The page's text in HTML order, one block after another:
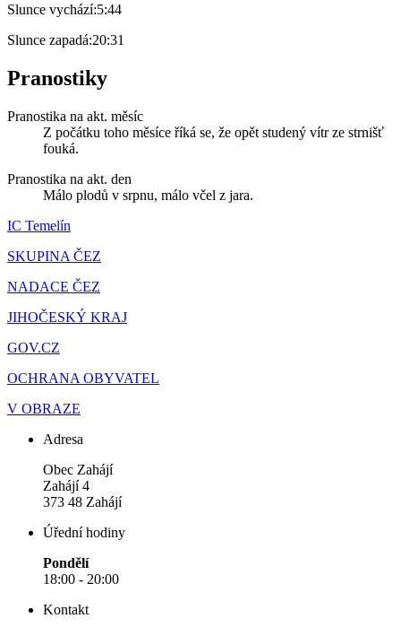
Slunce vychází:5:44
Slunce zapadá:20:31
Pranostiky
Pranostika na akt. měsíc
Z počátku toho měsíce říká se, že opět studený vítr ze strnišť
fouká.
Pranostika na akt. den
Málo plodů v srpnu, málo včel z jara.
IC Temelín
SKUPINA ČEZ
NADACE ČEZ
JIHOČESKÝ KRAJ
GOV.CZ
OCHRANA OBYVATEL
V OBRAZE
Adresa
Obec Zahájí
Zahájí 4
373 48 Zahájí
Úřední hodiny
Pondělí
18:00 - 20:00
Kontakt